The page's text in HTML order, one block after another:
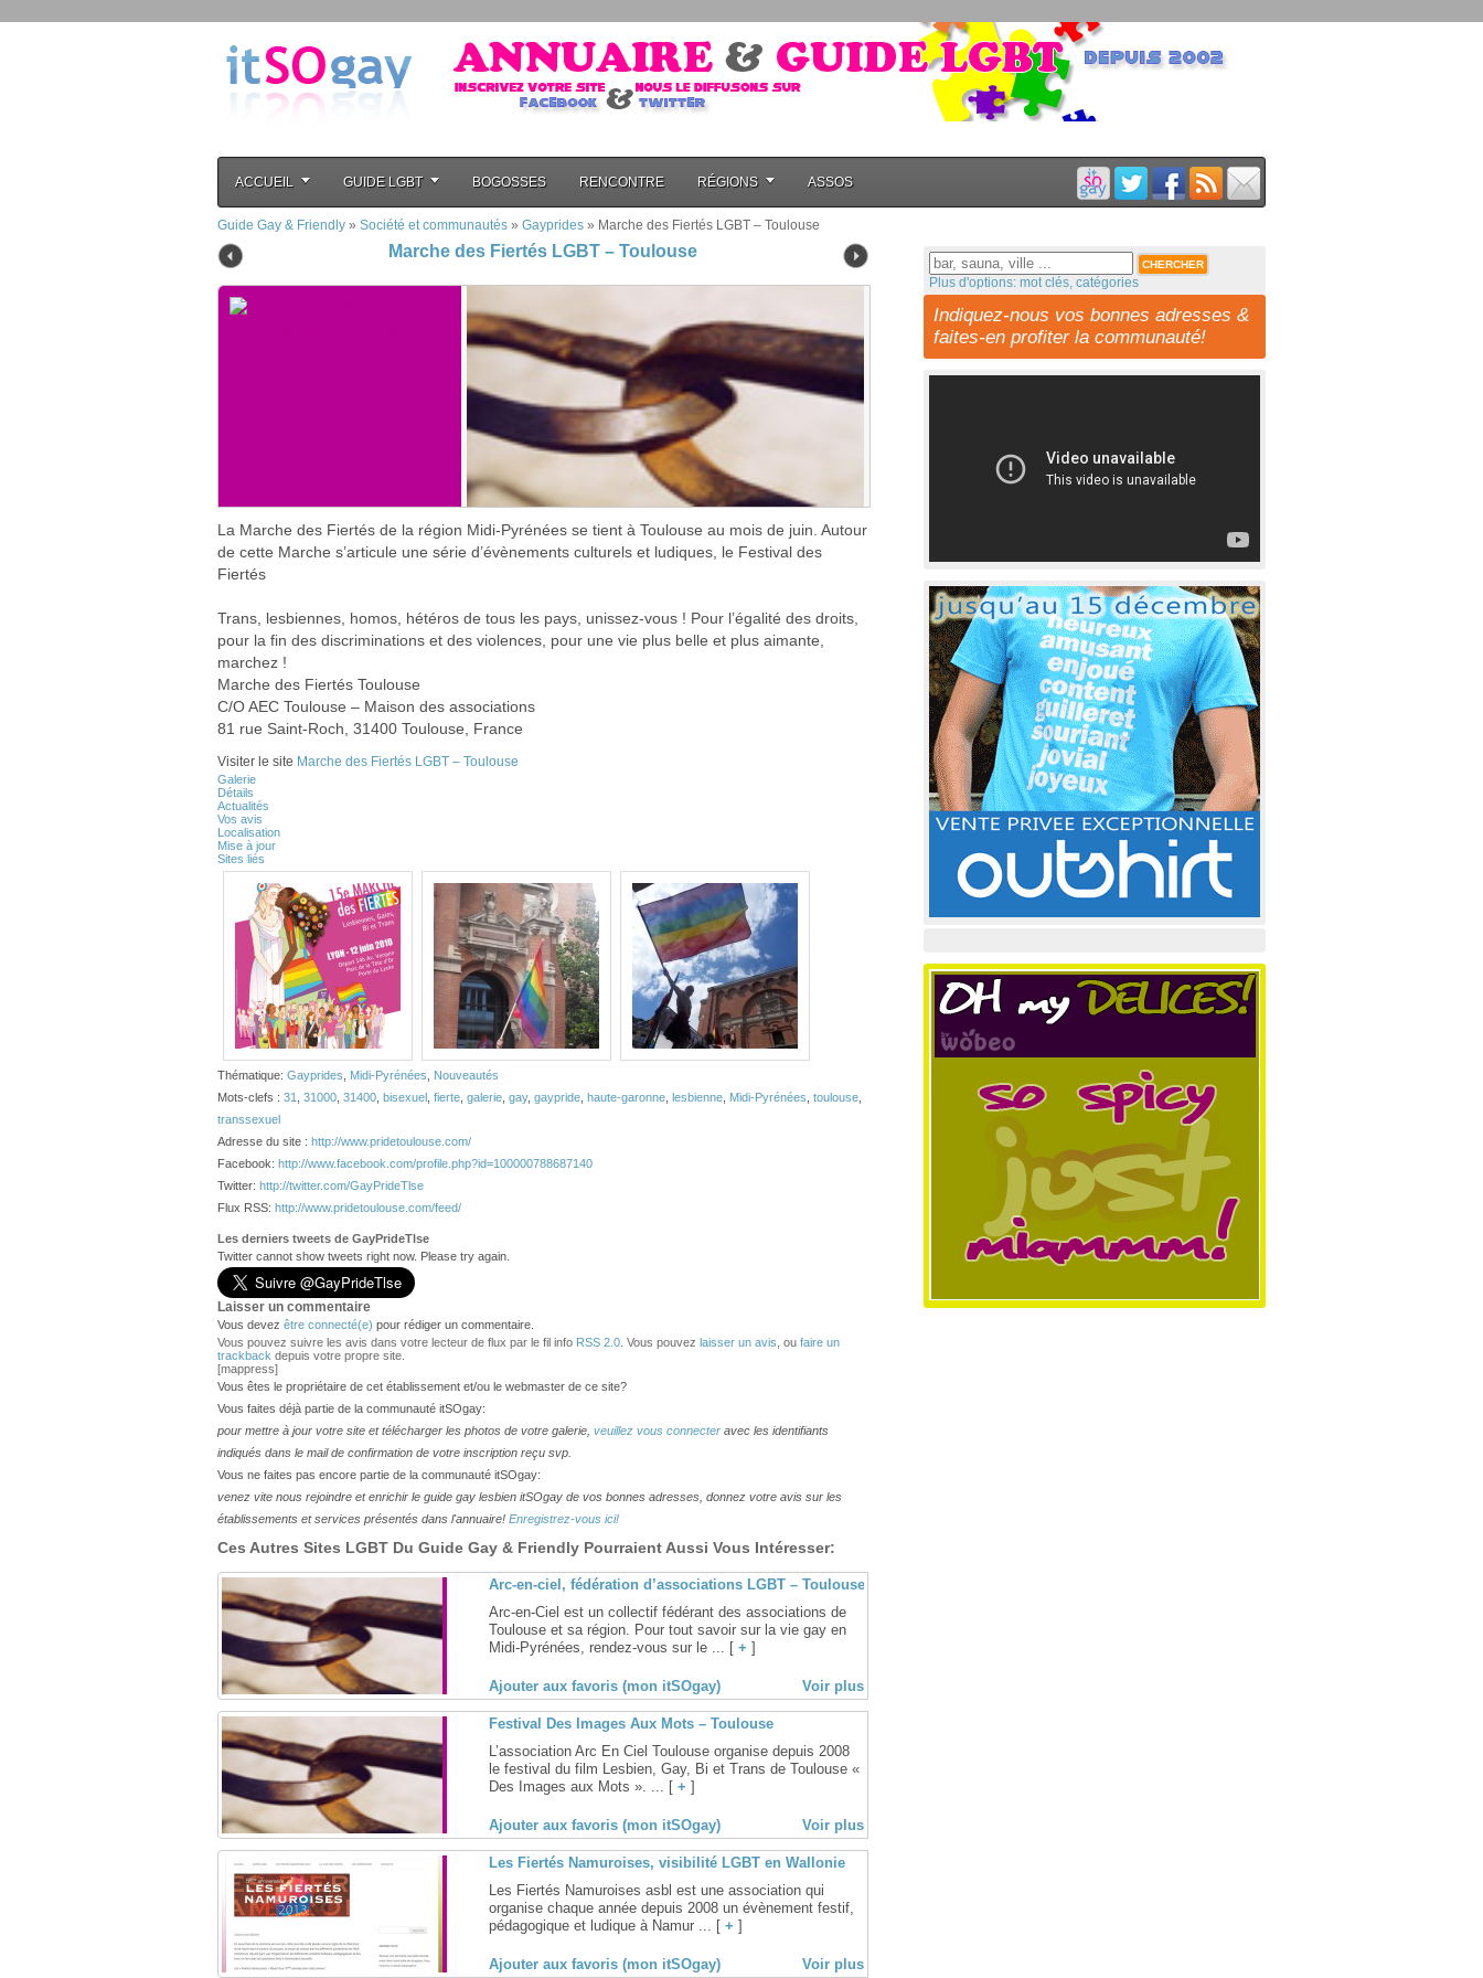
ACCUEIL GUIDE LGBT BOGOSSES RENCONTRE RÉGIONS ASSOS
Guide Gay & Friendly » Société et communautés » Gayprides » Marche des Fiertés LGBT – Toulouse
Marche des Fiertés LGBT – Toulouse
La Marche des Fiertés de la région Midi-Pyrénées se tient à Toulouse au mois de juin. Autour
de cette Marche s’articule une série d’évènements culturels et ludiques, le Festival des
Fiertés
Trans, lesbiennes, homos, hétéros de tous les pays, unissez-vous ! Pour l’égalité des droits,
pour la fin des discriminations et des violences, pour une vie plus belle et plus aimante,
marchez !
Marche des Fiertés Toulouse
C/O AEC Toulouse – Maison des associations
81 rue Saint-Roch, 31400 Toulouse, France
Visiter le site Marche des Fiertés LGBT – Toulouse
Galerie
Détails
Actualités
Vos avis
Localisation
Mise à jour
Sites liés
Thématique: Gayprides Midi-Pyrénées
Nouveautés
Mots-clefs : 31 31000 31400 bisexuel fierte galerie gay, gaypride haute-garonne lesbienne Midi-Pyrénées toulouse
transsexuel
Adresse du site : http://www.pridetoulouse.com/
Facebook: http://www.facebook.com/profile.php?id=100000788687140
Twitter: http://twitter.com/GayPrideTlse
Flux RSS: http://www.pridetoulouse.com/feed/
Les derniers tweets de GayPrideTlse
Twitter cannot show tweets right now. Please try again.
Laisser un commentaire
Vous devez être connecté(e) pour rédiger un commentaire.
Vous pouvez suivre les avis dans votre lecteur de flux par le fil info RSS 2.0 . Vous pouvez laisser un avis , ou faire un
trackback depuis votre propre site.
[mappress]
Vous êtes le propriétaire de cet établissement et/ou le webmaster de ce site?
Vous faites déjà partie de la communauté itSOgay:
pour mettre à jour votre site et télécharger les photos de votre galerie, veuillez vous connecter avec les identifiants
indiqués dans le mail de confirmation de votre inscription reçu svp.
Vous ne faites pas encore partie de la communauté itSOgay:
venez vite nous rejoindre et enrichir le guide gay lesbien itSOgay de vos bonnes adresses, donnez votre avis sur les
établissements et services présentés dans l'annuaire! Enregistrez-vous ici!
Ces Autres Sites LGBT Du Guide Gay & Friendly Pourraient Aussi Vous Intéresser:
Arc-en-ciel, fédération d’associations LGBT – Toulouse
Arc-en-Ciel est un collectif fédérant des associations de
Toulouse et sa région. Pour tout savoir sur la vie gay en
Midi-Pyrénées, rendez-vous sur le ... [ + ]
Ajouter aux favoris (mon itSOgay) Voir plus
Festival Des Images Aux Mots – Toulouse
L’association Arc En Ciel Toulouse organise depuis 2008
le festival du film Lesbien, Gay, Bi et Trans de Toulouse «
Des Images aux Mots ». ... [ + ]
Ajouter aux favoris (mon itSOgay) Voir plus
Les Fiertés Namuroises, visibilité LGBT en Wallonie
Les Fiertés Namuroises asbl est une association qui
organise chaque année depuis 2008 un évènement festif,
pédagogique et ludique à Namur ... [ + ]
Ajouter aux favoris (mon itSOgay) Voir plus
Plus d'options: mot clés, catégories
Indiquez-nous vos bonnes adresses &
faites-en profiter la communauté!